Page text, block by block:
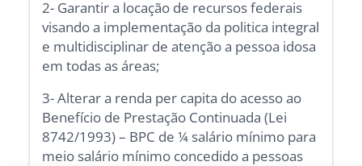
2- Garantir a locação de recursos federais
visando a implementação da politica integral
e multidisciplinar de atenção a pessoa idosa
em todas as áreas;
3- Alterar a renda per capita do acesso ao
Benefício de Prestação Continuada (Lei
8742/1993) – BPC de ¼ salário mínimo para
meio salário mínimo concedido a pessoas